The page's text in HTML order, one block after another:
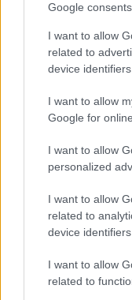
Google consents
I want to allow
related to
device identifiers
I want to allow
Google for
I want to allow
personalized
I want to allow
related to
device identifiers
I want to allow
related to
Τα σχολιά σας
διαγράφονται